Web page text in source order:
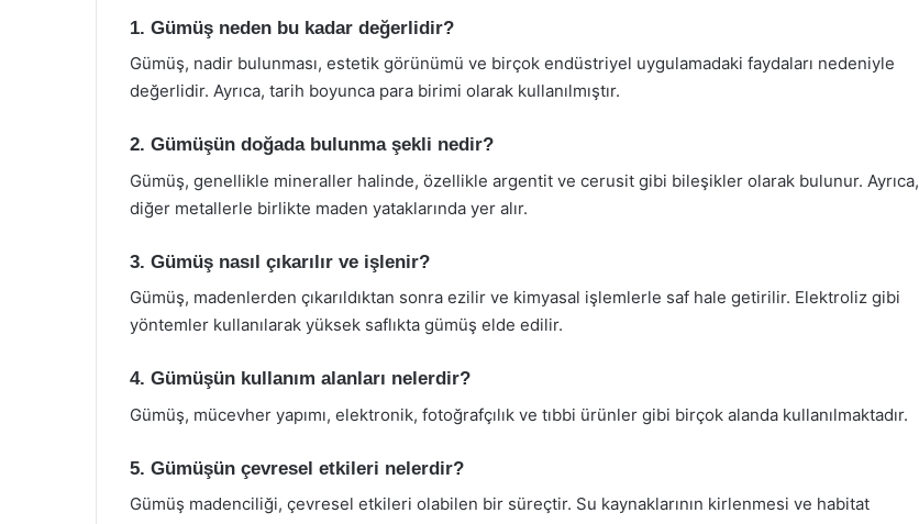
1. Gümüş neden bu kadar değerlidir?
Gümüş, nadir bulunması, estetik görünümü ve birçok endüstriyel uygulamadaki faydaları nedeniyle
değerlidir. Ayrıca, tarih boyunca para birimi olarak kullanılmıştır.
2. Gümüşün doğada bulunma şekli nedir?
Gümüş, genellikle mineraller halinde, özellikle argentit ve cerusit gibi bileşikler olarak bulunur. Ayrıca,
diğer metallerle birlikte maden yataklarında yer alır.
3. Gümüş nasıl çıkarılır ve işlenir?
Gümüş, madenlerden çıkarıldıktan sonra ezilir ve kimyasal işlemlerle saf hale getirilir. Elektroliz gibi
yöntemler kullanılarak yüksek saflıkta gümüş elde edilir.
4. Gümüşün kullanım alanları nelerdir?
Gümüş, mücevher yapımı, elektronik, fotoğrafçılık ve tıbbi ürünler gibi birçok alanda kullanılmaktadır.
5. Gümüşün çevresel etkileri nelerdir?
Gümüş madenciliği, çevresel etkileri olabilen bir süreçtir. Su kaynaklarının kirlenmesi ve habitat